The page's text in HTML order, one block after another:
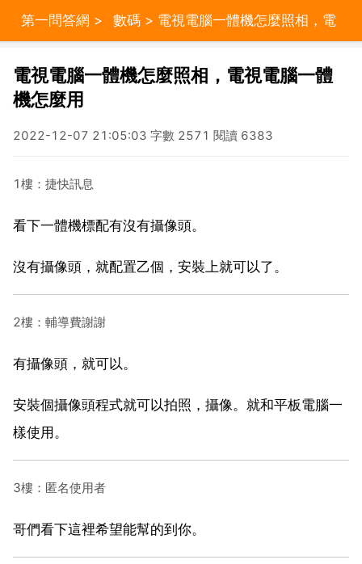
第一問答網 > 數碼 > 電視電腦一體機怎麼照相，電
視電腦一體機怎麼用
電視電腦一體機怎麼照相，電視電腦一體
機怎麼用
2022-12-07 21:05:03 字數 2571 閱讀 6383
1樓：捷快訊息
看下一體機標配有沒有攝像頭。
沒有攝像頭，就配置乙個，安裝上就可以了。
2樓：輔導費謝謝
有攝像頭，就可以。
安裝個攝像頭程式就可以拍照，攝像。就和平板電腦一
樣使用。
3樓：匿名使用者
哥們看下這裡希望能幫的到你。